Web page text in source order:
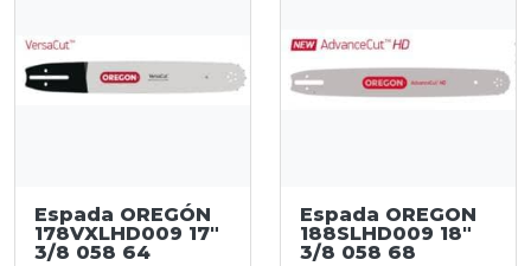
Espada OREGÓN
178VXLHD009 17"
3/8 058 64
Espada OREGON
188SLHD009 18"
3/8 058 68